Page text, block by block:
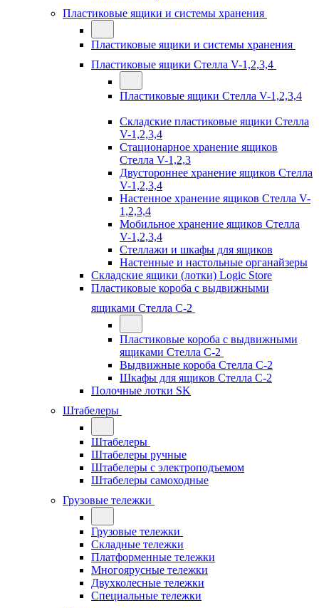
Пластиковые ящики и системы хранения
Пластиковые ящики и системы хранения
Пластиковые ящики Стелла V-1,2,3,4
Пластиковые ящики Стелла V-1,2,3,4
Складские пластиковые ящики Стелла
V-1,2,3,4
Стационарное хранение ящиков
Стелла V-1,2,3
Двустороннее хранение ящиков Стелла
V-1,2,3,4
Настенное хранение ящиков Стелла V-
1,2,3,4
Мобильное хранение ящиков Стелла
V-1,2,3,4
Стеллажи и шкафы для ящиков
Настенные и настольные органайзеры
Складские ящики (лотки) Logiс Store
Пластиковые короба с выдвижными
ящиками Стелла С-2
Пластиковые короба с выдвижными
ящиками Стелла С-2
Выдвижные короба Стелла С-2
Шкафы для ящиков Стелла С-2
Полочные лотки SK
Штабелеры
Штабелеры
Штабелеры ручные
Штабелеры с электроподъемом
Штабелеры самоходные
Грузовые тележки
Грузовые тележки
Складные тележки
Платформенные тележки
Многоярусные тележки
Двухколесные тележки
Специальные тележки